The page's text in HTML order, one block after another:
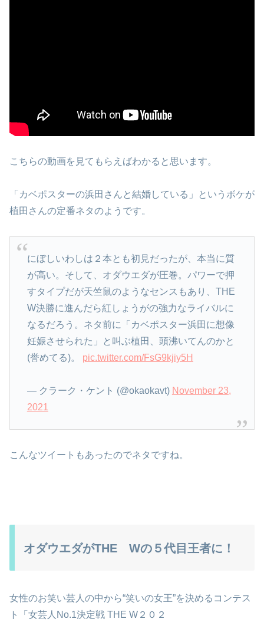
こちらの動画を見てもらえばわかると思います。
「カベポスターの浜田さんと結婚している」というボケが
植田さんの定番ネタのようです。
にぼしいわしは２本とも初見だったが、本当に質
が高い。そして、オダウエダが圧巻。パワーで押
すタイプだが天竺鼠のようなセンスもあり、THE
W決勝に進んだら紅しょうがの強力なライバルに
なるだろう。ネタ前に「カベポスター浜田に想像
妊娠させられた」と叫ぶ植田、頭沸いてんのかと
(誉めてる)。 pic.twitter.com/FsG9kjiy5H
— クラーク・ケント (@okaokavt) November 23,
2021
こんなツイートもあったのでネタですね。
オダウエダがTHE Wの５代目王者に！
女性のお笑い芸人の中から“笑いの女王”を決めるコンテス
ト「女芸人No.1決定戦 THE W２０２